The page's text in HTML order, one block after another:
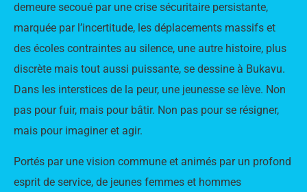
demeure secoué par une crise sécuritaire persistante,
marquée par l’incertitude, les déplacements massifs et
des écoles contraintes au silence, une autre histoire, plus
discrète mais tout aussi puissante, se dessine à Bukavu.
Dans les interstices de la peur, une jeunesse se lève. Non
pas pour fuir, mais pour bâtir. Non pas pour se résigner,
mais pour imaginer et agir.
Portés par une vision commune et animés par un profond
esprit de service, de jeunes femmes et hommes